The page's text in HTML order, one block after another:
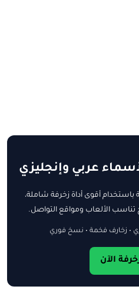
عربي وإنجليزي
أقوى أداة زخرفة شاملة،
الألعاب ومواقع التواصل.
• زخارف فخمة • نسخ فوري
الآن